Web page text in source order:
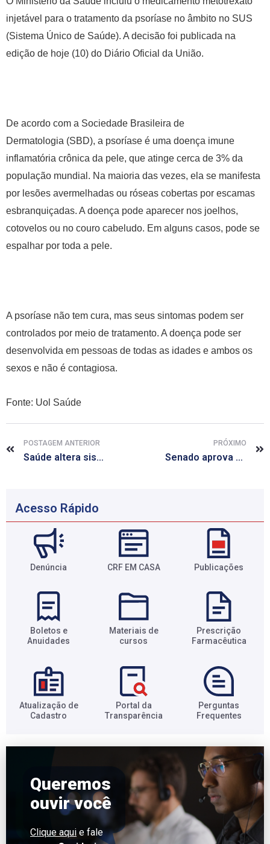
injetável para o tratamento da psoríase no âmbito no SUS
(Sistema Único de Saúde). A decisão foi publicada na
edição de hoje (10) do Diário Oficial da União.
De acordo com a Sociedade Brasileira de
Dermatologia (SBD), a psoríase é uma doença imune
inflamatória crônica da pele, que atinge cerca de 3% da
população mundial. Na maioria das vezes, ela se manifesta
por lesões avermelhadas ou róseas cobertas por escamas
esbranquiçadas. A doença pode aparecer nos joelhos,
cotovelos ou no couro cabeludo. Em alguns casos, pode se
espalhar por toda a pele.
A psoríase não tem cura, mas seus sintomas podem ser
controlados por meio de tratamento. A doença pode ser
desenvolvida em pessoas de todas as idades e ambos os
sexos e não é contagiosa.
Fonte: Uol Saúde
POSTAGEM ANTERIOR
Saúde altera sistema de registro das autorizações de internação
PRÓXIMO
Senado aprova projeto que proíbe venda de cigarro em supermercado
Acesso Rápido
Denúncia CRF EM CASA Publicações
Boletos e
Anuidades​
Materiais de
cursos​
Prescrição
Farmacêutica​
Atualização de
Cadastro​
Portal da
Transparência​
Perguntas
Frequentes​
Queremos
ouvir você
Clique aqui e fale